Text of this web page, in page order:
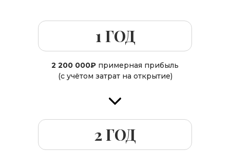
1 ГОД
2 200 000₽ примерная прибыль
(с учётом затрат на открытие)
2 ГОД